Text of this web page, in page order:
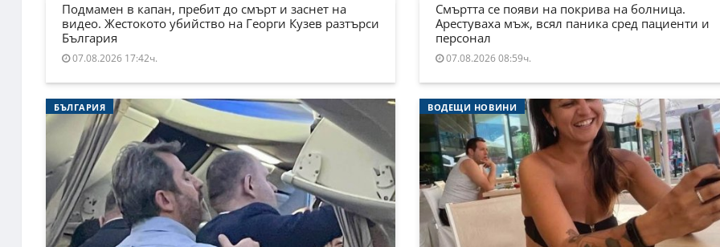
Подмамен в капан, пребит до смърт и заснет на
видео. Жестокото убийство на Георги Кузев разтърси
България
07.08.2026 17:42ч.
Смъртта се появи на покрива на болница.
Арестуваха мъж, всял паника сред пациенти и
персонал
07.08.2026 08:59ч.
БЪЛГАРИЯ ВОДЕЩИ НОВИНИ